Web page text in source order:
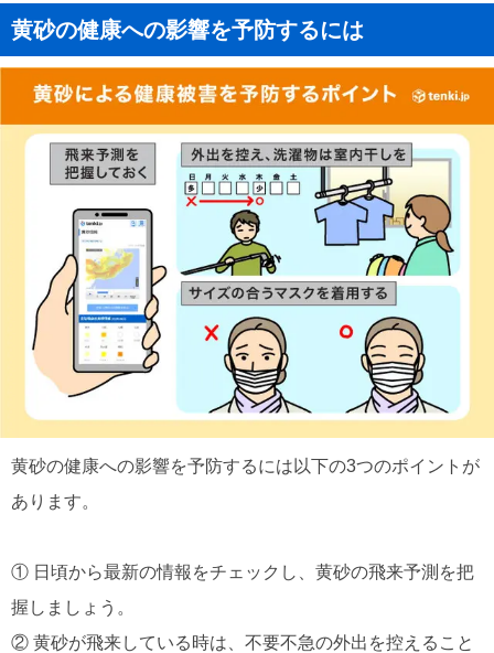
黄砂の健康への影響を予防するには
黄砂の健康への影響を予防するには以下の3つのポイントが
あります。
① 日頃から最新の情報をチェックし、黄砂の飛来予測を把
握しましょう。
② 黄砂が飛来している時は、不要不急の外出を控えること